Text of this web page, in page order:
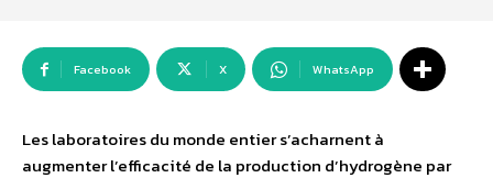
Facebook X WhatsApp
Les laboratoires du monde entier s’acharnent à
augmenter l’efficacité de la production d’hydrogène par